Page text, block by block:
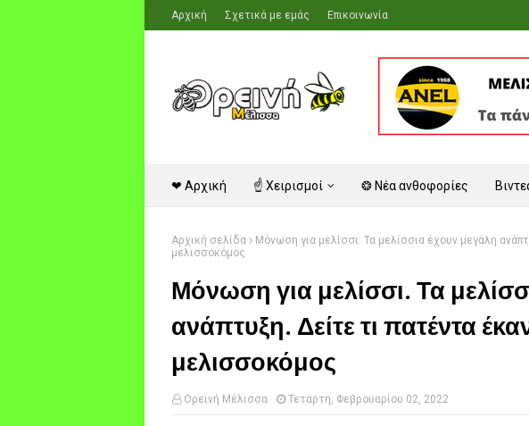
Αρχική Σχετικά με εμάς Επικοινωνία
❤ Αρχική ☝ Χειρισμοί ❂ Νέα ανθοφορίες
Αρχική σελίδα
Μόνωση για μελίσσι. Τα μελίσσια έχουν μεγάλη
μελισσοκόμος
Μόνωση για μελίσσι. Τα
ανάπτυξη. Δείτε τι πατέντα
μελισσοκόμος
Ορεινή Μέλισσα Τετάρτη, Φεβρουαρίου 02, 2022